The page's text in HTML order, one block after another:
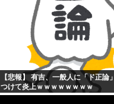
【悲報】 有吉、一般人に「ド正論
つけて炎上ｗｗｗｗｗｗｗｗ